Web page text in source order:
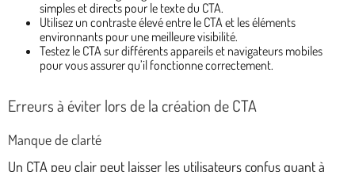
simples et directs pour le texte du CTA.
Utilisez un contraste élevé entre le CTA et les éléments
environnants pour une meilleure visibilité.
Testez le CTA sur différents appareils et navigateurs mobiles
pour vous assurer qu’il fonctionne correctement.
Erreurs à éviter lors de la création de CTA
Manque de clarté
Un CTA peu clair peut laisser les utilisateurs confus quant à